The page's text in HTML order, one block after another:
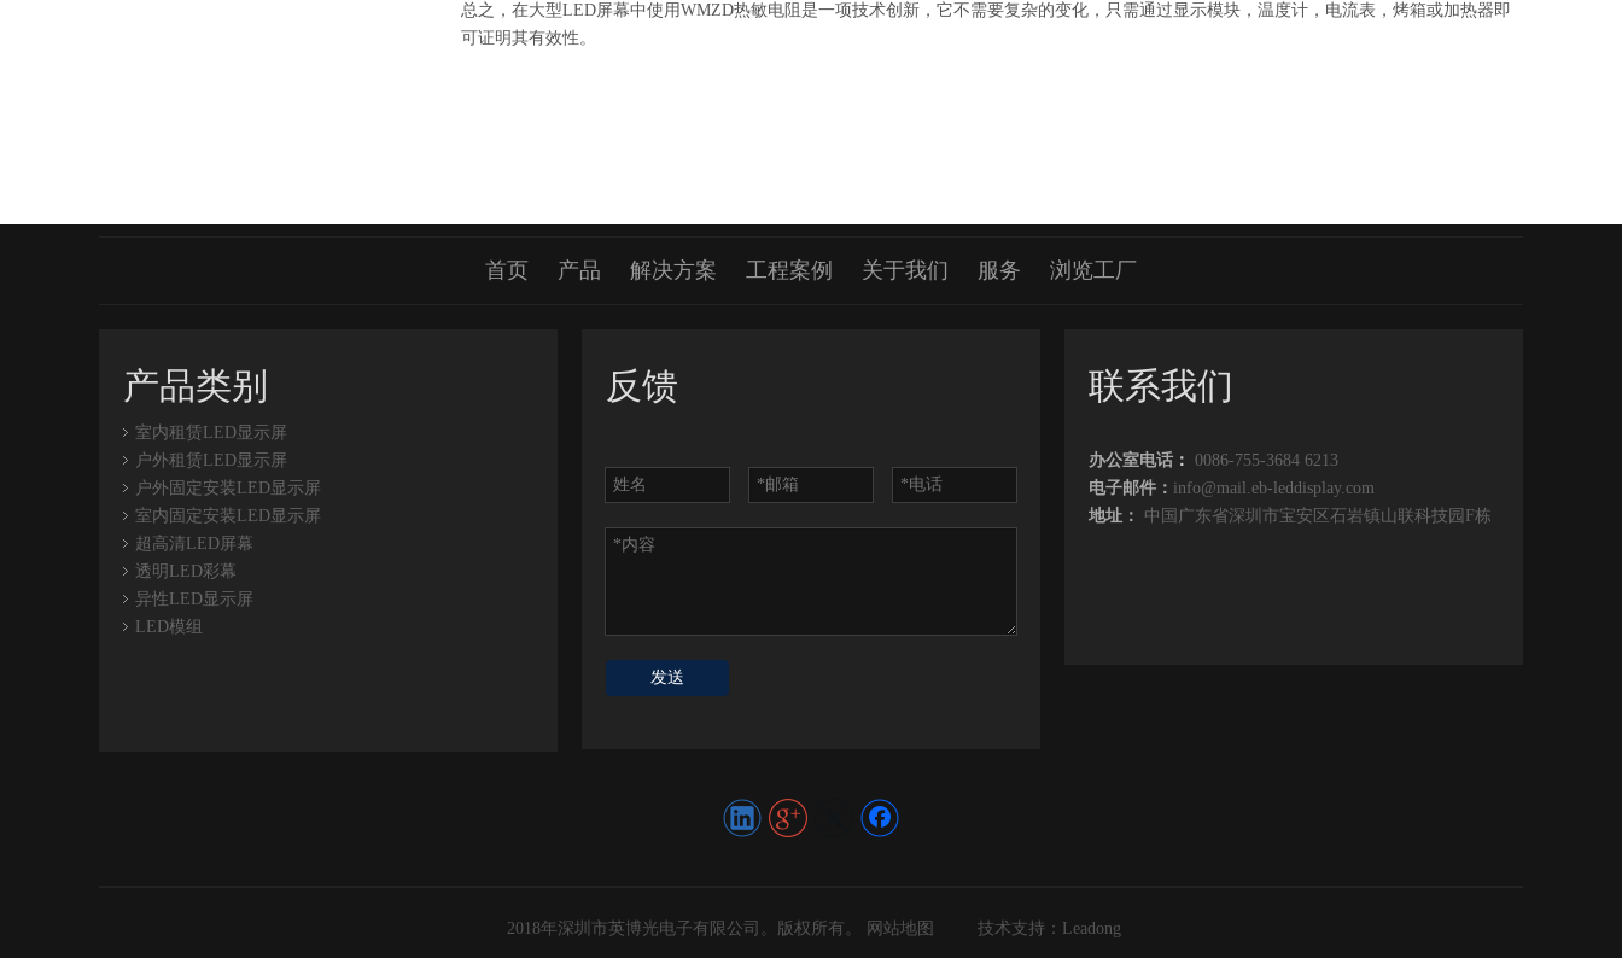
总之，在大型LED屏幕中使用WMZD热敏电阻是一项技术创新，它不需要复杂的变化，只需通过显示模块，温度计，电流表，烤箱或加热器即
可证明其有效性。
首页 产品 解决方案 工程案例 关于我们 服务 浏览工厂
产品类别
室内租赁LED显示屏
户外租赁LED显示屏
户外固定安装LED显示屏
室内固定安装LED显示屏
超高清LED屏幕
透明LED彩幕
异性LED显示屏
LED模组
反馈
发送
联系我们
办公室电话 ： 0086-755-3684 6213
电子邮件： info@mail.eb-leddisplay.com
地址：
中国广东省深圳市宝安区石岩镇山联科技园F栋
2018年深圳市英博光电子有限公司 。版权所有。 网站地图 技术支持： Leadong